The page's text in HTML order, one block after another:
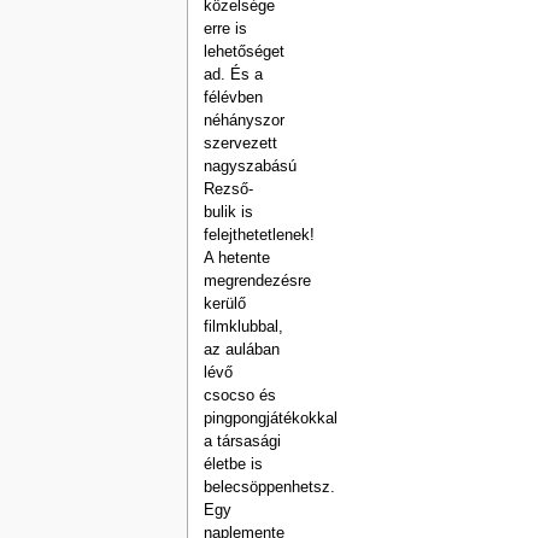
közelsége
erre is
lehetőséget
ad. És a
félévben
néhányszor
szervezett
nagyszabású
Rezső-
bulik is
felejthetetlenek!
A hetente
megrendezésre
kerülő
filmklubbal,
az aulában
lévő
csocso és
pingpongjátékokkal
a társasági
életbe is
belecsöppenhetsz.
Egy
naplemente